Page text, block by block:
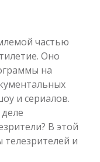
частью
Оно
на
и сериалов.
В этой
и